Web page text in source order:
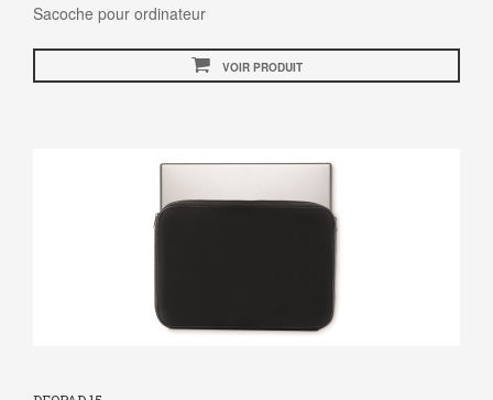
Sacoche pour ordinateur
VOIR PRODUIT